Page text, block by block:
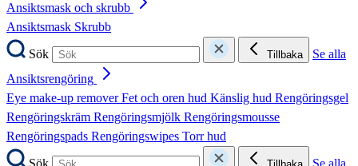
Ansiktsmask och skrubb
Ansiktsmask Skrubb
Sök
Tillbaka
Se alla
Ansiktsrengöring
Eye make-up removerFet och oren hud Känslig hud Rengöringsgel
Rengöringskräm Rengöringsmjölk Rengöringsmousse
Rengöringspads Rengöringswipes Torr hud